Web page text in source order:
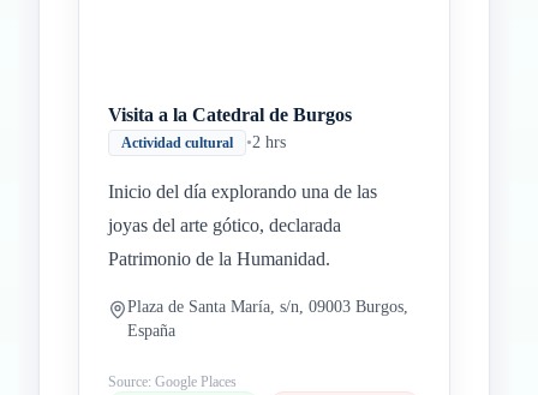
Visita a la Catedral de Burgos
Actividad cultural •2 hrs
Inicio del día explorando una de las
joyas del arte gótico, declarada
Patrimonio de la Humanidad.
Plaza de Santa María, s/n, 09003 Burgos,
España
Source: Google Places